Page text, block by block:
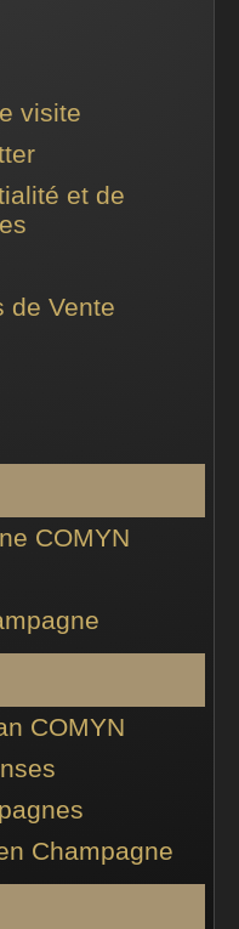
visite
et de
de Vente
COMYN
COMYN
Champagne